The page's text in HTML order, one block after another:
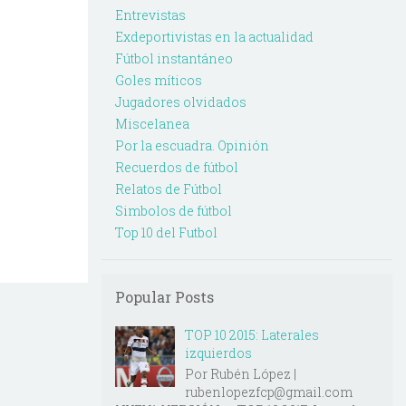
Entrevistas
Exdeportivistas en la actualidad
Fútbol instantáneo
Goles míticos
Jugadores olvidados
Miscelanea
Por la escuadra. Opinión
Recuerdos de fútbol
Relatos de Fútbol
Simbolos de fútbol
Top 10 del Futbol
Popular Posts
TOP 10 2015: Laterales
izquierdos
Por Rubén López |
rubenlopezfcp@gmail.com